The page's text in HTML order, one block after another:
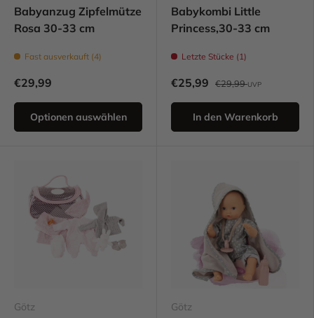
Babyanzug Zipfelmütze
Rosa 30-33 cm
Fast ausverkauft (4)
€29,99
Optionen auswählen
Babykombi Little
Princess,30-33 cm
Letzte Stücke (1)
€25,99 €29,99UVP
In den Warenkorb
Götz Götz